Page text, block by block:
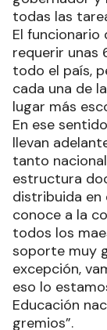
todas las
El funcionario
requerir unas
todo el país,
cada una de
lugar más
En ese
llevan
tanto
estructura
distribuida
conoce a la
todos los
soporte muy
excepción,
eso lo
Educación
gremios”.